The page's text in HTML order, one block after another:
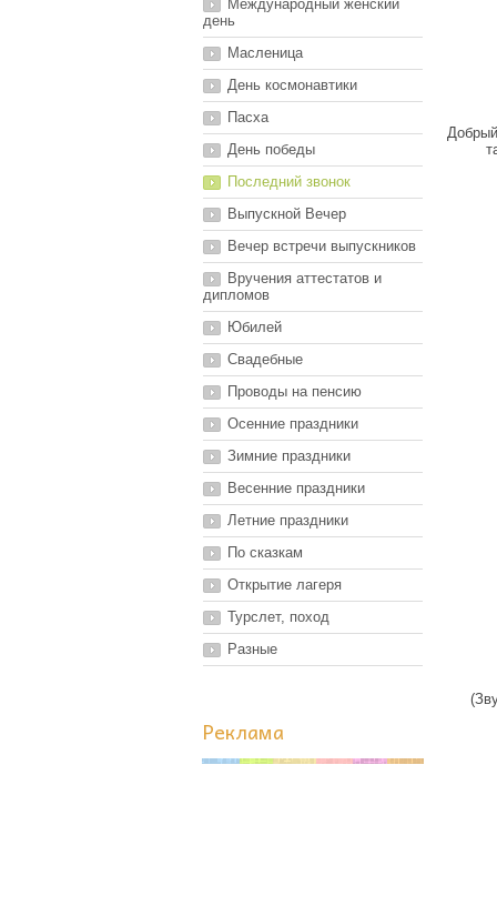
Международный женский
день
Масленица
День космонавтики
Пасха
День победы
Последний звонок
Выпускной Вечер
Вечер встречи выпускников
Вручения аттестатов и
дипломов
Юбилей
Свадебные
Проводы на пенсию
Осенние праздники
Зимние праздники
Весенние праздники
Летние праздники
По сказкам
Открытие лагеря
Турслет, поход
Разные
Реклама